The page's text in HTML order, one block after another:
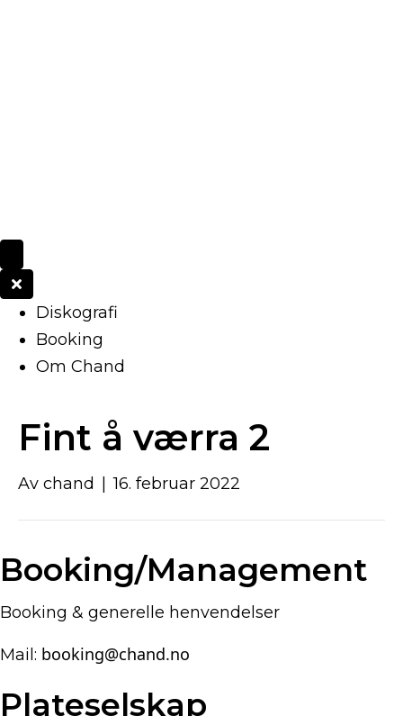
Diskografi
Booking
Om Chand
Fint å værra 2
Av chand 16. februar 2022
Booking/Management
Booking & generelle henvendelser
Mail: booking@chand.no
Plateselskap